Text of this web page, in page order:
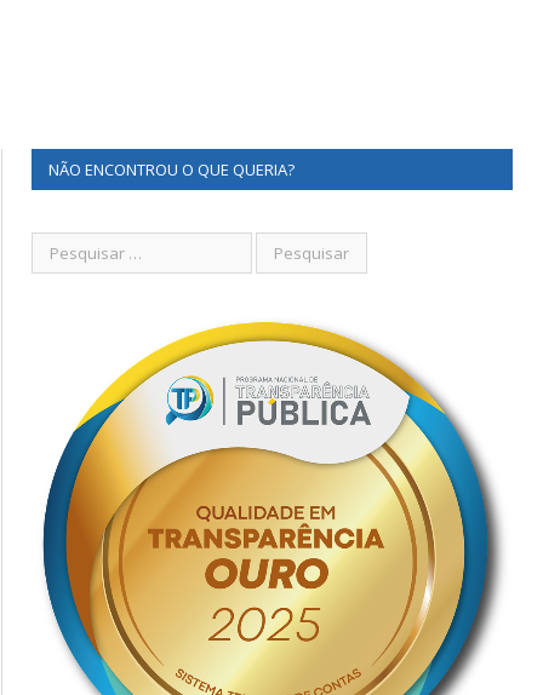
NÃO ENCONTROU O QUE QUERIA?